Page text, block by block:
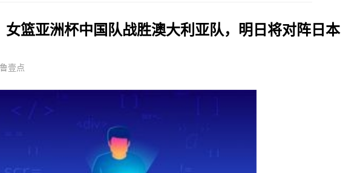
篮亚洲杯中国队战胜澳大利亚队，明日将对阵日本
壹点